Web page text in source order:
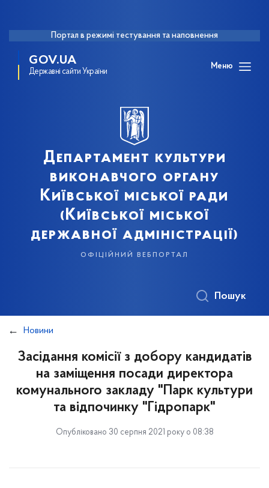
Портал в режимі тестування та наповнення
GOV.UA
Державні сайти України
Меню
Департамент культури
виконавчого органу
Київської міської ради
(Київської міської
державної адміністрації)
офіційний вебпортал
Пошук
Новини
Засідання комісії з добору кандидатів
на заміщення посади директора
комунального закладу "Парк культури
та відпочинку "Гідропарк"
Опубліковано 30 серпня 2021 року о 08:38